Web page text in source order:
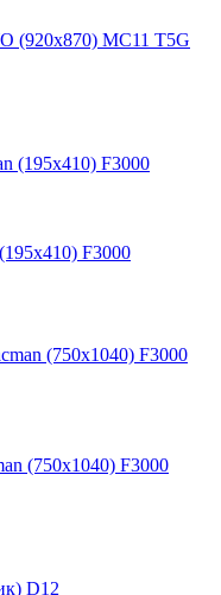
(920х870) MC11 T5G
F3000
(750x1040) F3000